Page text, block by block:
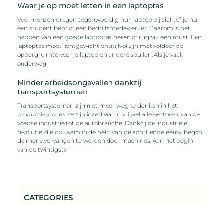
Waar je op moet letten in een laptoptas
Veel mensen dragen tegenwoordig hun laptop bij zich, of je nu
een student bent of een bedrijfsmedewerker. Daarom is het
hebben van een goede laptoptas heren of rugzak een must. Een
laptoptas moet lichtgewicht en stijlvol zijn met voldoende
opbergruimte voor je laptop en andere spullen. Als je vaak
onderweg
Minder arbeidsongevallen dankzij
transportsystemen
Transportsystemen zijn niet meer weg te denken in het
productieproces; ze zijn inzetbaar in vrijwel alle sectoren, van de
voedselindustrie tot de autobranche. Dankzij de industriële
revolutie, die opkwam in de helft van de achttiende eeuw, begon
de mens vervangen te worden door machines. Aan het begin
van de twintigste
CATEGORIES